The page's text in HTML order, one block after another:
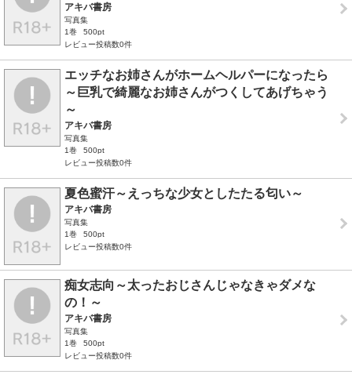
アキバ書房
写真集
1巻
500pt
レビュー投稿数0件
エッチなお姉さんがホームヘルパーになったら
～巨乳で綺麗なお姉さんがつくしてあげちゃう
～
アキバ書房
写真集
1巻
500pt
レビュー投稿数0件
夏色蜜汗～えっちな少女としたたる匂い～
アキバ書房
写真集
1巻
500pt
レビュー投稿数0件
痴女志向～太ったおじさんじゃなきゃダメな
の！～
アキバ書房
写真集
1巻
500pt
レビュー投稿数0件